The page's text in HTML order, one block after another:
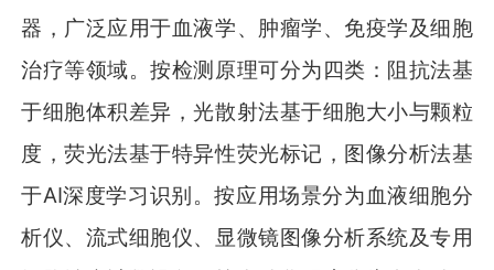
器，广泛应用于血液学、肿瘤学、免疫学及细胞
治疗等领域。按检测原理可分为四类：阻抗法基
于细胞体积差异，光散射法基于细胞大小与颗粒
度，荧光法基于特异性荧光标记，图像分析法基
于AI深度学习识别。按应用场景分为血液细胞分
析仪、流式细胞仪、显微镜图像分析系统及专用